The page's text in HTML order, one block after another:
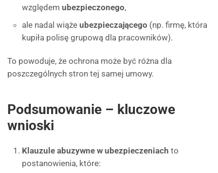
względem ubezpieczonego,
ale nadal wiąże ubezpieczającego (np. firmę, która
kupiła polisę grupową dla pracowników).
To powoduje, że ochrona może być różna dla
poszczególnych stron tej samej umowy.
Podsumowanie – kluczowe
wnioski
Klauzule abuzywne w ubezpieczeniach to
postanowienia, które: